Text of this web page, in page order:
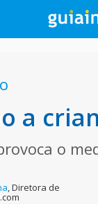
a
o
,Diretora de